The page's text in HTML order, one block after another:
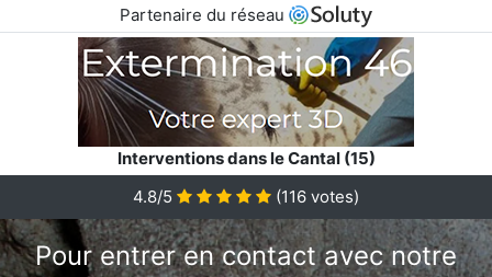
Partenaire du réseau
Interventions dans le Cantal (15)
4.8/5
(116 votes)
Pour entrer en contact avec notre